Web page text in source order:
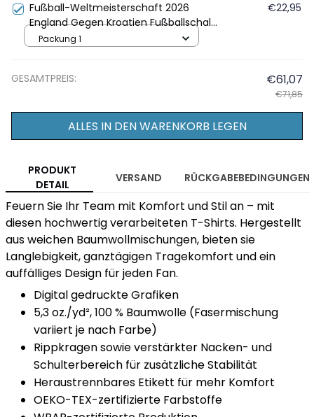
Fußball-Weltmeisterschaft 2026
England Gegen Kroatien Fußballschal
Weiß Blau
€22,95
Packung 1
GESAMTPREIS: €61,07
€71,85
ALLES IN DEN WARENKORB LEGEN
PRODUKT
DETAIL
VERSAND RÜCKGABEBEDINGUNGEN
Feuern Sie Ihr Team mit Komfort und Stil an – mit
diesen hochwertig verarbeiteten T-Shirts. Hergestellt
aus weichen Baumwollmischungen, bieten sie
Langlebigkeit, ganztägigen Tragekomfort und ein
auffälliges Design für jeden Fan.
Digital gedruckte Grafiken
5,3 oz./yd², 100 % Baumwolle (Fasermischung
variiert je nach Farbe)
Rippkragen sowie verstärkter Nacken- und
Schulterbereich für zusätzliche Stabilität
Heraustrennbares Etikett für mehr Komfort
OEKO-TEX-zertifizierte Farbstoffe